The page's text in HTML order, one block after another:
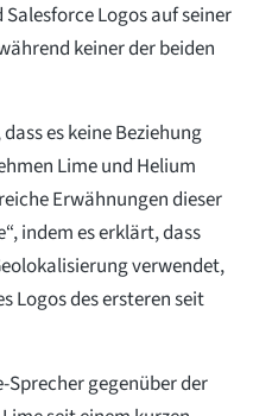
Logos auf seiner
keiner der beiden
es keine Beziehung
Lime und Helium
Erwähnungen dieser
indem es erklärt, dass
verwendet,
Logos des ersteren seit
gegenüber der